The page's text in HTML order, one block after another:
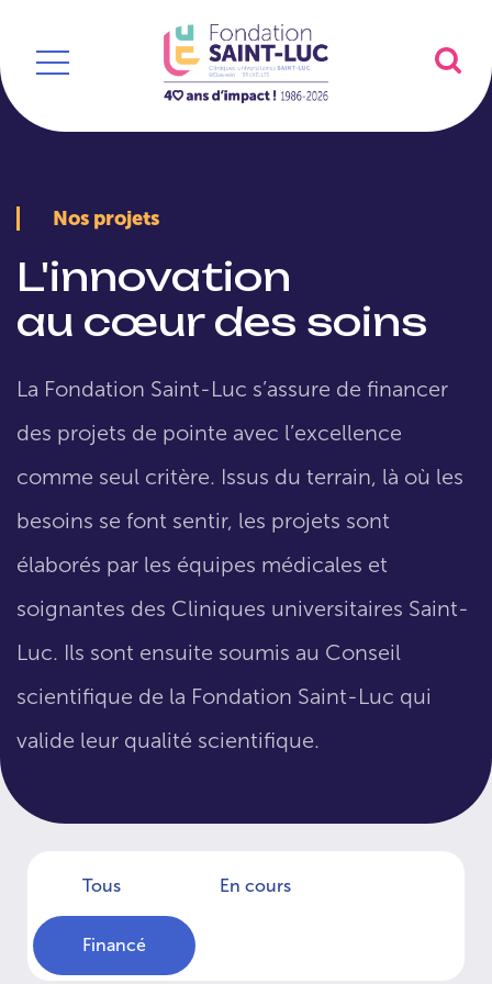
Nos projets
L'innovation
au cœur des soins
La Fondation Saint-Luc s’assure de financer
des projets de pointe avec l’excellence
comme seul critère. Issus du terrain, là où les
besoins se font sentir, les projets sont
élaborés par les équipes médicales et
soignantes des Cliniques universitaires Saint-
Luc. Ils sont ensuite soumis au Conseil
scientifique de la Fondation Saint-Luc qui
valide leur qualité scientifique.
Tous En cours
Financé